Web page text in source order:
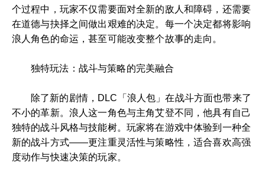
个过程中，玩家不仅需要面对全新的敌人和障碍，还需要
在道德与抉择之间做出艰难的决定。每一个决定都将影响
浪人角色的命运，甚至可能改变整个故事的走向。
独特玩法：战斗与策略的完美融合
除了新的剧情，DLC「浪人包」在战斗方面也带来了
不小的革新。浪人这一角色与主角艾登不同，他具有自己
独特的战斗风格与技能树。玩家将在游戏中体验到一种全
新的战斗方式——更注重灵活性与策略性，适合喜欢高强
度动作与快速决策的玩家。